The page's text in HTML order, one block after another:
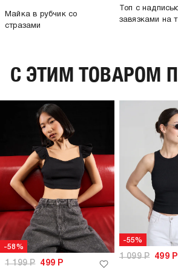
Майка в рубчик со
стразами
Топ с
завязками на
C ЭТИМ ТОВАРОМ
-58%
1 199Р 499 Р
-55%
1 099Р 499Р